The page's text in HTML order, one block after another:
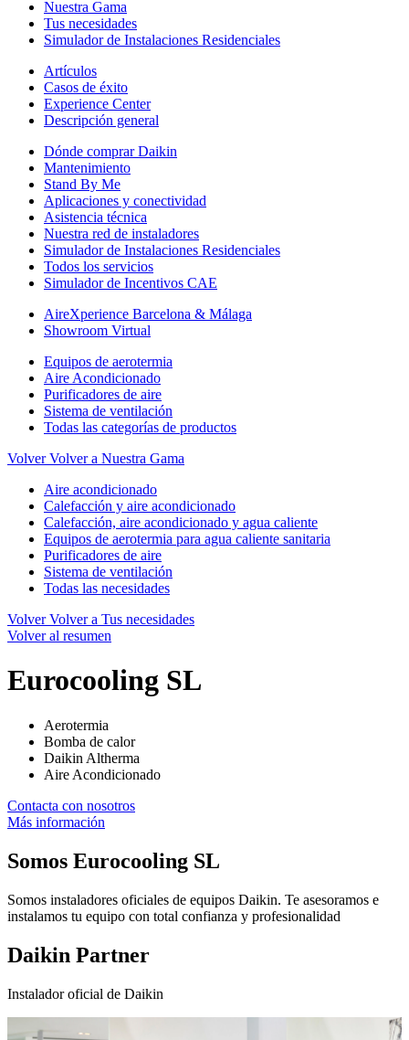
Nuestra Gama
Tus necesidades
Simulador de Instalaciones Residenciales
Artículos
Casos de éxito
Experience Center
Descripción general
Dónde comprar Daikin
Mantenimiento
Stand By Me
Aplicaciones y conectividad
Asistencia técnica
Nuestra red de instaladores
Simulador de Instalaciones Residenciales
Todos los servicios
Simulador de Incentivos CAE
AireXperience Barcelona & Málaga
Showroom Virtual
Equipos de aerotermia
Aire Acondicionado
Purificadores de aire
Sistema de ventilación
Todas las categorías de productos
Volver Volver a Nuestra Gama
Aire acondicionado
Calefacción y aire acondicionado
Calefacción, aire acondicionado y agua caliente
Equipos de aerotermia para agua caliente sanitaria
Purificadores de aire
Sistema de ventilación
Todas las necesidades
Volver Volver a Tus necesidades
Volver al resumen
Eurocooling SL
Aerotermia
Bomba de calor
Daikin Altherma
Aire Acondicionado
Contacta con nosotros
Más información
Somos Eurocooling SL
Somos instaladores oficiales de equipos Daikin. Te asesoramos e
instalamos tu equipo con total confianza y profesionalidad
Daikin Partner
Instalador oficial de Daikin